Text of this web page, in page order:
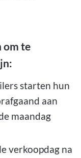
om te
starten hun
aan
maandag
verkoopdag na